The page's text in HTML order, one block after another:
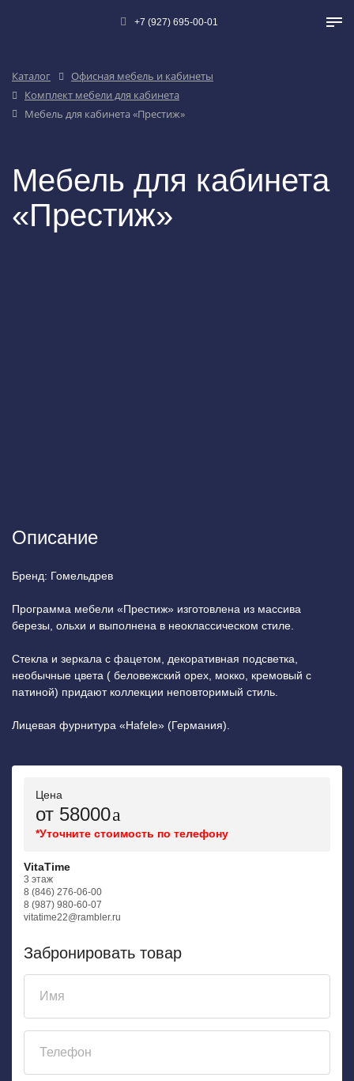
+7 (927) 695-00-01
Каталог
Офисная мебель и кабинеты
Комплект мебели для кабинета
Мебель для кабинета «Престиж»
Мебель для кабинета
«Престиж»
Описание
Бренд: Гомельдрев
Программа мебели «Престиж» изготовлена из массива
березы, ольхи и выполнена в неоклассическом стиле.
Стекла и зеркала с фацетом, декоративная подсветка,
необычные цвета ( беловежский орех, мокко, кремовый с
патиной) придают коллекции неповторимый стиль.
Лицевая фурнитура «Hafele» (Германия).
Цена
от 58000
*Уточните стоимость по телефону
VitaTime
3 этаж
8 (846) 276-06-00
8 (987) 980-60-07
vitatime22@rambler.ru
Забронировать товар